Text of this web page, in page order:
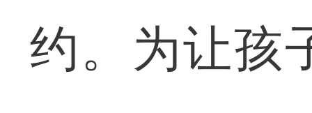
约。为让孩